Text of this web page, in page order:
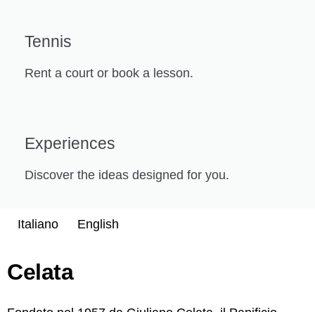
Tennis
Rent a court or book a lesson.
Experiences
Discover the ideas designed for you.
Italiano English
Celata